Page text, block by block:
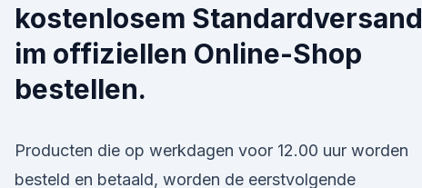
kostenlosem Standardversand
im offiziellen Online-Shop
bestellen.
Producten die op werkdagen voor 12.00 uur worden
besteld en betaald, worden de eerstvolgende